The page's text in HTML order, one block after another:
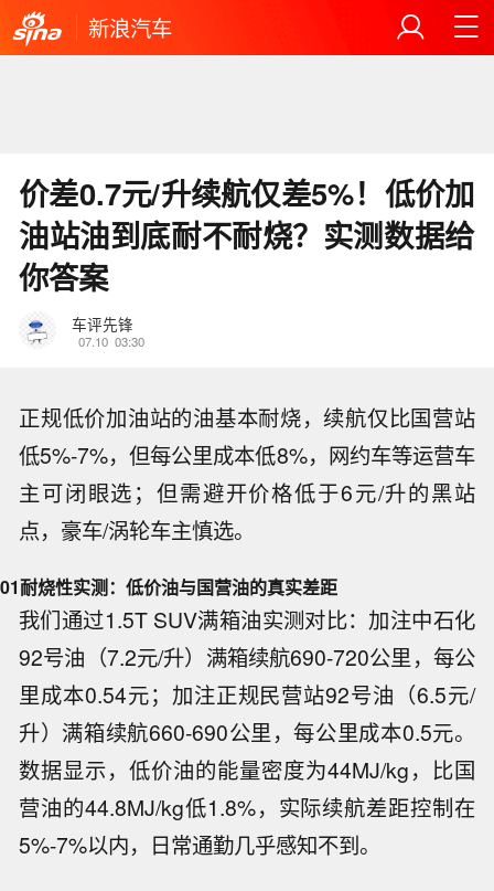
新浪汽车
价差0.7元/升续航仅差5%！低价加
油站油到底耐不耐烧？实测数据给
你答案
车评先锋
07.10 03:30
正规低价加油站的油基本耐烧，续航仅比国营站
低5%-7%，但每公里成本低8%，网约车等运营车
主可闭眼选；但需避开价格低于6元/升的黑站
点，豪车/涡轮车主慎选。
01耐烧性实测：低价油与国营油的真实差距
我们通过1.5T SUV满箱油实测对比：加注中石化
92号油（7.2元/升）满箱续航690-720公里，每公
里成本0.54元；加注正规民营站92号油（6.5元/
升）满箱续航660-690公里，每公里成本0.5元。
数据显示，低价油的能量密度为44MJ/kg，比国
营油的44.8MJ/kg低1.8%，实际续航差距控制在
5%-7%以内，日常通勤几乎感知不到。